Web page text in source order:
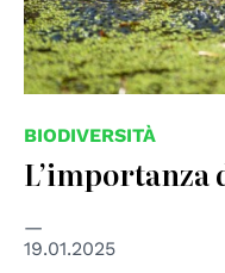
BIODIVERSITÀ
L’importanza
19.01.2025